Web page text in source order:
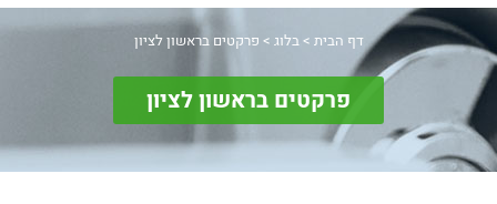
דף הבית >בלוג > פרקטים בראשון לציון
פרקטים בראשון לציון